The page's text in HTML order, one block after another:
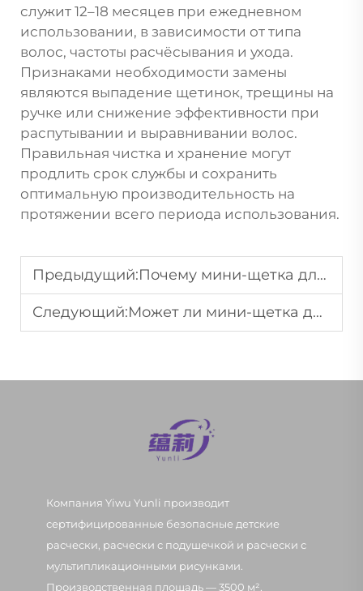
служит 12–18 месяцев при ежедневном
использовании, в зависимости от типа
волос, частоты расчёсывания и ухода.
Признаками необходимости замены
являются выпадение щетинок, трещины на
ручке или снижение эффективности при
распутывании и выравнивании волос.
Правильная чистка и хранение могут
продлить срок службы и сохранить
оптимальную производительность на
протяжении всего периода использования.
Предыдущий:Почему мини-щетка для волос идеально подходит для путешествий и повседневного использования?
Следующий:Может ли мини-щетка для волос улучшить уход за волосами в движении?
Компания Yiwu Yunli производит
сертифицированные безопасные детские
расчески, расчески с подушечкой и расчески с
мультипликационными рисунками.
Производственная площадь — 3500 м²,